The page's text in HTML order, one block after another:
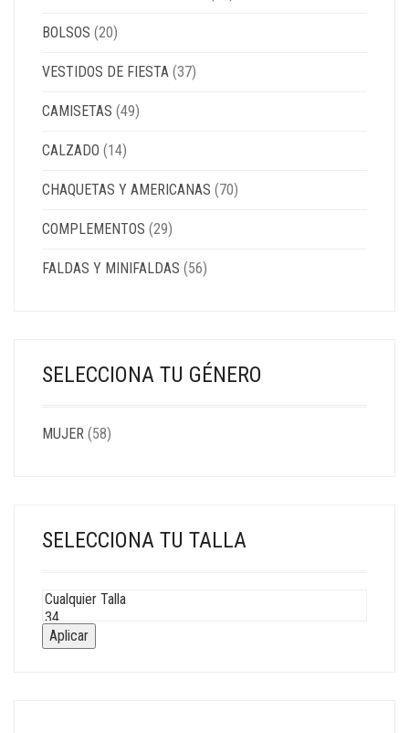
BOLSOS (20)
VESTIDOS DE FIESTA (37)
CAMISETAS (49)
CALZADO (14)
CHAQUETAS Y AMERICANAS (70)
COMPLEMENTOS (29)
FALDAS Y MINIFALDAS (56)
SELECCIONA TU GÉNERO
MUJER (58)
SELECCIONA TU TALLA
Aplicar